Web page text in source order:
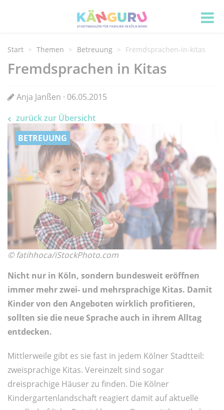
Start Themen Betreuung Fremdsprachen-in-kitas
Fremdsprachen in Kitas
Anja Janßen · 06.05.2015
zurück zur Übersicht
BETREUUNG
© fatihhoca/iStockPhoto.com
Nicht nur in Köln, sondern bundesweit eröffnen
immer mehr zwei- und mehrsprachige Kitas. Damit
Kinder von den Angeboten wirklich profitieren,
sollten sie die neue Sprache auch in ihrem Alltag
entdecken.
Mittlerweile gibt es sie fast in jedem Kölner Stadtteil:
zweisprachige Kitas. Vereinzelt sind sogar
dreisprachige Häuser zu finden. Die Kölner
Kindergartenlandschaft reagiert damit auf aktuelle